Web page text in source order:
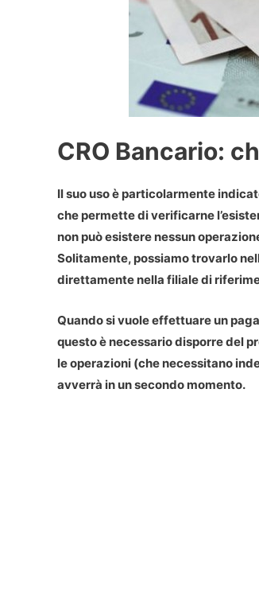
CRO Bancario:
Il suo uso è particolarmente
che permette di verificarne
non può esistere nessun
Solitamente, possiamo trovarlo
direttamente nella filiale di
Quando si vuoleeffettuare un
questo è necessario disporre del
le operazioni (che necessitano
avverrà in un secondo momento.